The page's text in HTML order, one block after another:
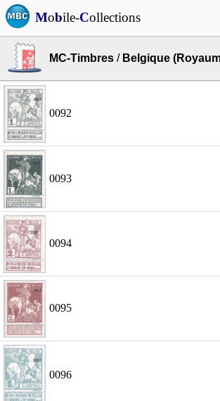
Mobile-Collections
MC-Timbres / Belgique
0092
0093
0094
0095
0096